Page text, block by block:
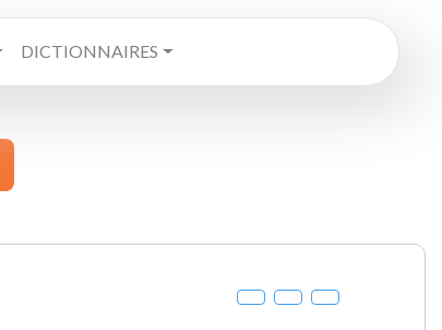
DICTIONNAIRES